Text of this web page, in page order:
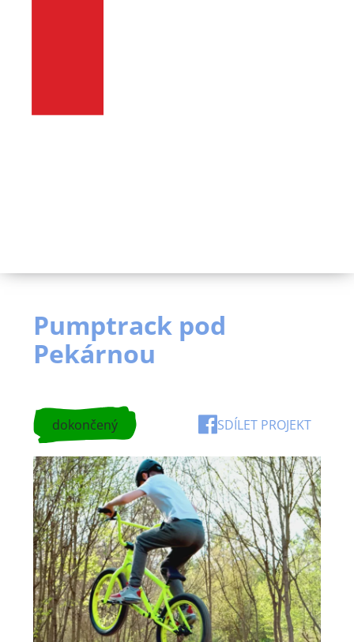
Pumptrack pod
Pekárnou
dokončený SDÍLET PROJEKT